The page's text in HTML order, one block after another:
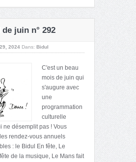
juin n° 292
2024 Dans: Bidul
C'est un beau
mois de juin qui
s'augure avec
une
programmation
culturelle
ne désemplit pas ! Vous
rendez-vous annuels
: le Bidul En fête, Le
de la musique, Le Mans fait